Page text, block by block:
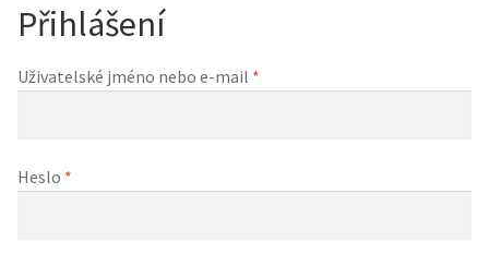
Kontakt
Kontakt
Přihlášení
Uživatelské jméno nebo e-mail *
Heslo *